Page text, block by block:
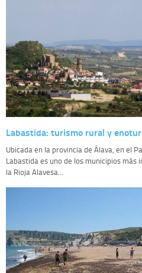
Labastida: turismo rural y
Ubicada en la provincia de Álava, en el
Labastida es uno de los municipios
la Rioja Alavesa...